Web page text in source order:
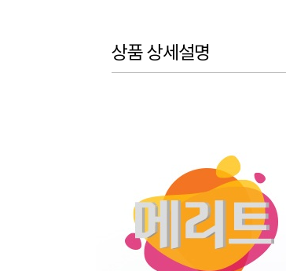
상품 상세설명